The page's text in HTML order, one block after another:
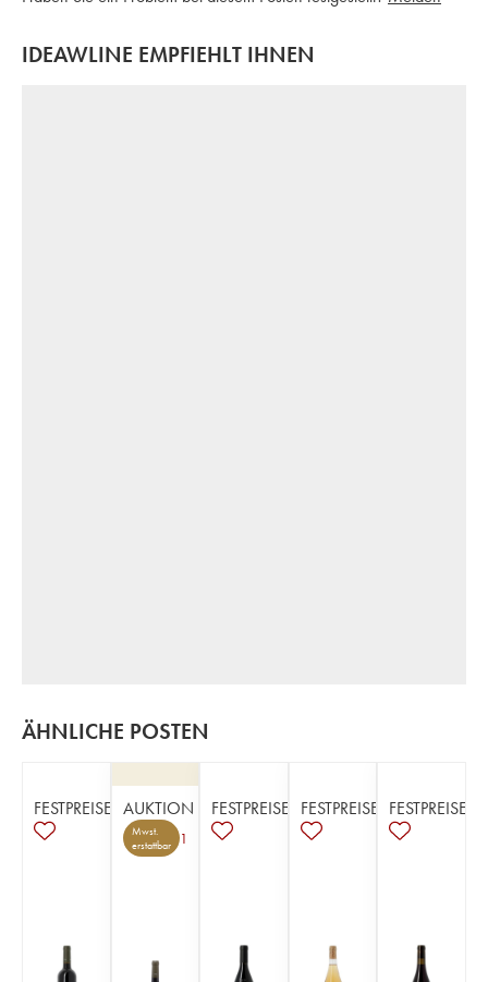
IDEAWLINE EMPFIEHLT IHNEN
ÄHNLICHE POSTEN
FESTPREISE AUKTION
Mwst.
erstattbar
1
FESTPREISE FESTPREISE FESTPREISE